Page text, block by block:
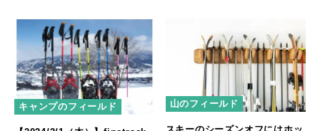
キャンプのフィールド 山のフィールド